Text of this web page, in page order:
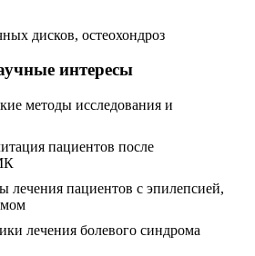
дисков, остеохондроз
интересы
методы исследования и
пациентов после
лечения пациентов с эпилепсией,
лечения болевого синдрома